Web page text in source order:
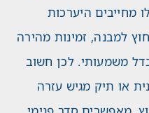
מחייבים היערכות
למבנה, זמינות מהירה
משמעותי. לכן חשוב
או תיק מגיש עזרה